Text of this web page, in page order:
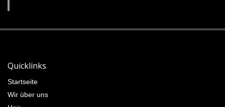
Quicklinks
Startseite
Wir über uns